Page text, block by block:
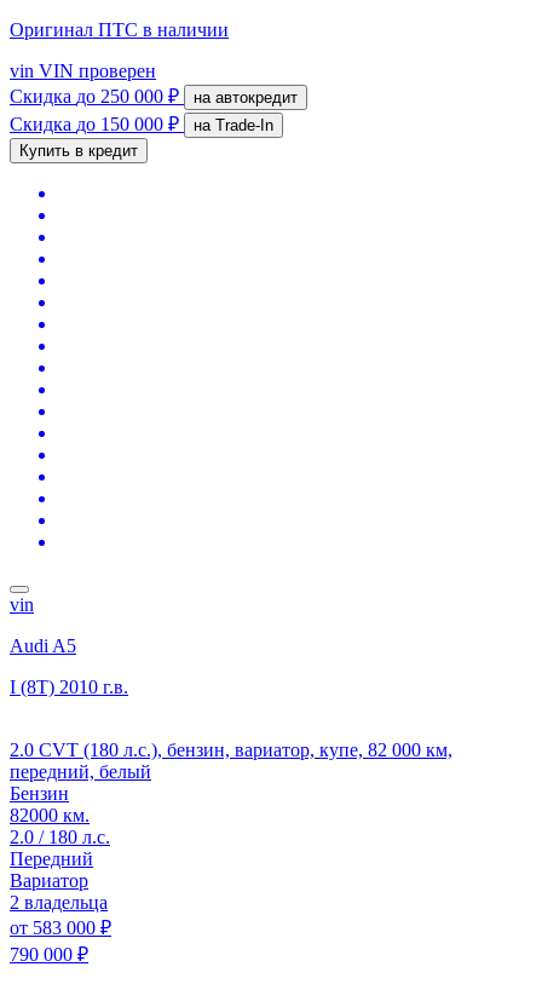
Оригинал ПТС в наличии
vin VIN проверен
Скидка до 250 000 ₽ на автокредит
Скидка до 150 000 ₽
на Trade-In
Купить в кредит
vin
Audi A5
I (8T) 2010 г.в.
2.0 CVT (180 л.с.), бензин, вариатор, купе, 82 000 км,
передний, белый
Бензин
82000 км.
2.0 / 180 л.с.
Передний
Вариатор
2 владельца
от 583 000 ₽
790 000 ₽